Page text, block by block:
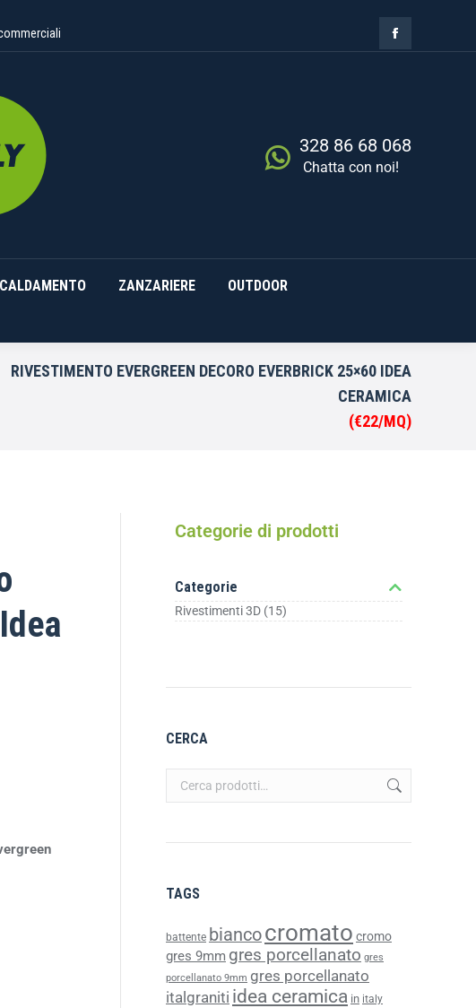
328 86 68 068
Chatta con noi!
ZANZARIERE OUTDOOR
RIVESTIMENTO EVERGREEN DECORO EVERBRICK 25×60 IDEA
CERAMICA
(€22/MQ)
Categorie di prodotti
Categorie
Rivestimenti 3D (15)
CERCA
TAGS
battente biancocromato cromo
gres 9mm gres porcellanato gres
porcellanato 9mm gres porcellanato
italgraniti idea ceramica in italy
EDILIZIA